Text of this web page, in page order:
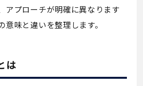
アプローチが明確に異なります
意味と違いを整理します。
は